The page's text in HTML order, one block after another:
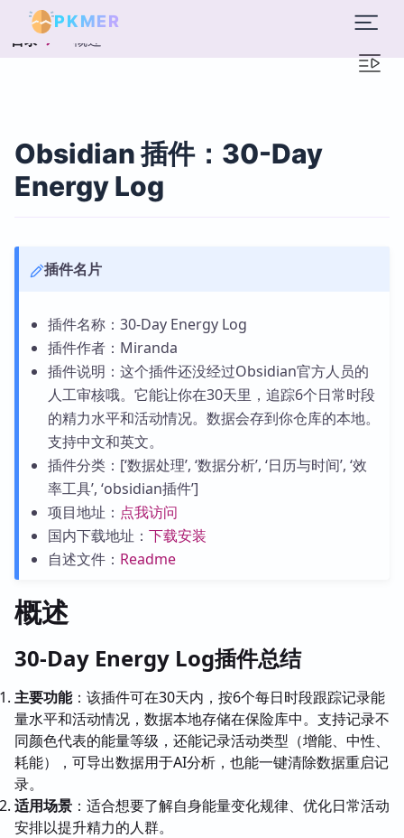
PKMER
目录 概述
Obsidian 插件：30-Day
Energy Log
插件名片
插件名称：30-Day Energy Log
插件作者：Miranda
插件说明：这个插件还没经过Obsidian官方人员的
人工审核哦。它能让你在30天里，追踪6个日常时段
的精力水平和活动情况。数据会存到你仓库的本地。
支持中文和英文。
插件分类：[‘数据处理’, ‘数据分析’, ‘日历与时间’, ‘效
率工具’, ‘obsidian插件’]
项目地址： 点我访问
国内下载地址： 下载安装
自述文件： Readme
概述
30-Day Energy Log插件总结
主要功能：该插件可在30天内，按6个每日时段跟踪记录能
量水平和活动情况，数据本地存储在保险库中。支持记录不
同颜色代表的能量等级，还能记录活动类型（增能、中性、
耗能），可导出数据用于AI分析，也能一键清除数据重启记
录。
适用场景 ：适合想要了解自身能量变化规律、优化日常活动
安排以提升精力的人群。